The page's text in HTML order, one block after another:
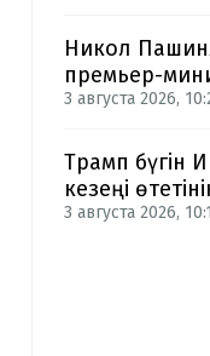
Никол
премьер-
3 августа 2026,
Трамп бүгін
кезеңі
3 августа 2026,